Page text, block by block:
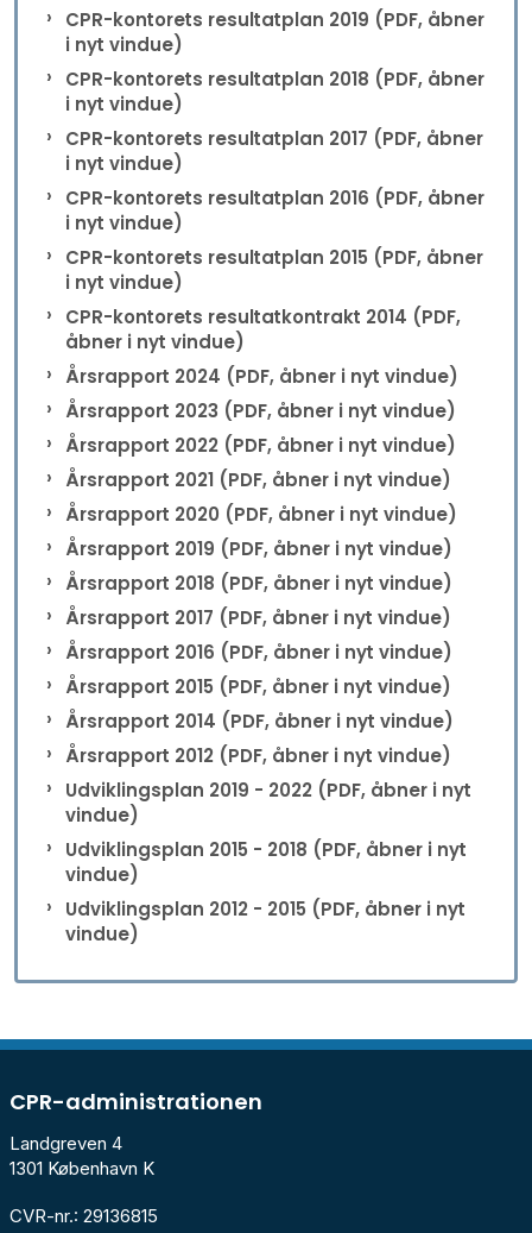
CPR-kontorets resultatplan 2019 (PDF, åbner
i nyt vindue)
CPR-kontorets resultatplan 2018 (PDF, åbner
i nyt vindue)
CPR-kontorets resultatplan 2017 (PDF, åbner
i nyt vindue)
CPR-kontorets resultatplan 2016 (PDF, åbner
i nyt vindue)
CPR-kontorets resultatplan 2015 (PDF, åbner
i nyt vindue)
CPR-kontorets resultatkontrakt 2014 (PDF,
åbner i nyt vindue)
Årsrapport 2024 (PDF, åbner i nyt vindue)
Årsrapport 2023 (PDF, åbner i nyt vindue)
Årsrapport 2022 (PDF, åbner i nyt vindue)
Årsrapport 2021 (PDF, åbner i nyt vindue)
Årsrapport 2020 (PDF, åbner i nyt vindue)
Årsrapport 2019 (PDF, åbner i nyt vindue)
Årsrapport 2018 (PDF, åbner i nyt vindue)
Årsrapport 2017 (PDF, åbner i nyt vindue)
Årsrapport 2016 (PDF, åbner i nyt vindue)
Årsrapport 2015 (PDF, åbner i nyt vindue)
Årsrapport 2014 (PDF, åbner i nyt vindue)
Årsrapport 2012 (PDF, åbner i nyt vindue)
Udviklingsplan 2019 - 2022 (PDF, åbner i nyt
vindue)
Udviklingsplan 2015 - 2018 (PDF, åbner i nyt
vindue)
Udviklingsplan 2012 - 2015 (PDF, åbner i nyt
vindue)
CPR-administrationen
Landgreven 4
1301 København K
CVR-nr.: 29136815